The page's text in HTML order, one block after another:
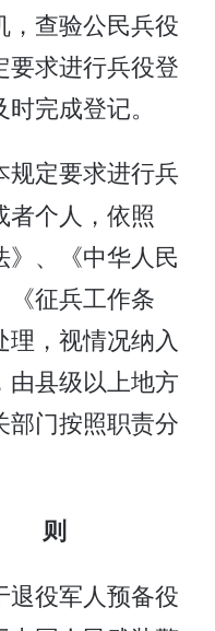
，查验公民兵役
要求进行兵役登
完成登记。
规定要求进行兵
者个人，依照
》、《中华人民
《征兵工作条
，视情况纳入
由县级以上地方
部门按照职责分
则
役军人预备役